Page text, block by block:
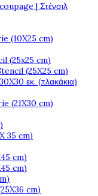
| Στένσιλ
(10X25 cm)
(25x25 cm)
(25X25 cm)
εκ. (πλακάκια)
(21X30 cm)
35 cm)
cm)
cm)
cm)